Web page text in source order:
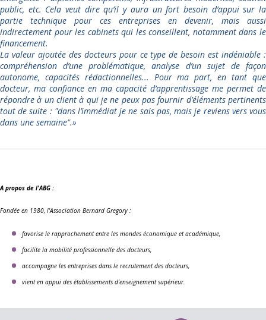
public, etc. Cela veut dire qu’il y aura un fort besoin d’appui sur la
partie technique pour ces entreprises en devenir, mais aussi
indirectement pour les cabinets qui les conseillent, notamment dans le
financement.
La valeur ajoutée des docteurs pour ce type de besoin est indéniable :
compréhension d’une problématique, analyse d’un sujet de façon
autonome, capacités rédactionnelles... Pour ma part, en tant que
docteur, ma confiance en ma capacité d’apprentissage me permet de
répondre à un client à qui je ne peux pas fournir d’éléments pertinents
tout de suite : "dans l’immédiat je ne sais pas, mais je reviens vers vous
dans une semaine".»
A propos de l'ABG :
Fondée en 1980, l'Association Bernard Gregory :
favorise le rapprochement entre les mondes économique et académique,
facilite la mobilité professionnelle des docteurs,
accompagne les entreprises dans le recrutement des docteurs,
vient en appui des établissements d’enseignement supérieur.